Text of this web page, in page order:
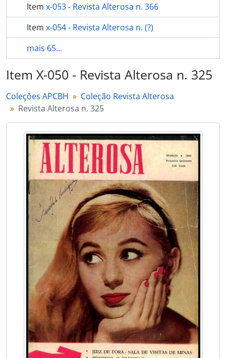
Item x-053 - Revista Alterosa n. 366
Item x-054 - Revista Alterosa n. (?)
mais 65...
Item X-050 - Revista Alterosa n. 325
Coleções APCBH
Coleção Revista Alterosa
Revista Alterosa n. 325